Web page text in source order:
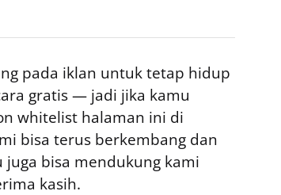
pada iklan untuk tetap hidup
gratis — jadi jika kamu
whitelist halaman ini di
bisa terus berkembang dan
bisa mendukung kami
kasih.